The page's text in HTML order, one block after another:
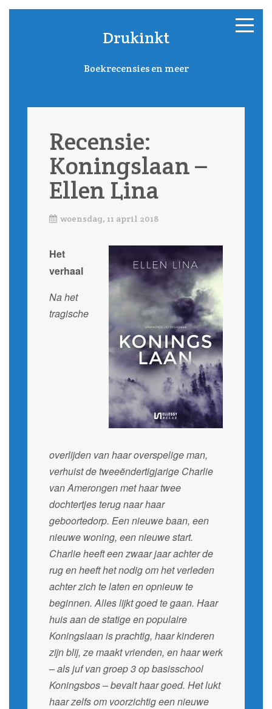
Drukinkt
Boekrecensies en meer
Recensie:
Koningslaan –
Ellen Lina
woensdag, 11 april 2018
Het
verhaal
Na het
tragische
overlijden van haar overspelige man,
verhuist de tweeëndertigjarige Charlie
van Amerongen met haar twee
dochtertjes terug naar haar
geboortedorp. Een nieuwe baan, een
nieuwe woning, een nieuwe start.
Charlie heeft een zwaar jaar achter de
rug en heeft het nodig om het verleden
achter zich te laten en opnieuw te
beginnen. Alles lijkt goed te gaan. Haar
huis aan de statige en populaire
Koningslaan is prachtig, haar kinderen
zijn blij, ze maakt vrienden, en haar werk
– als juf van groep 3 op basisschool
Koningsbos – bevalt haar goed. Het lukt
haar zelfs om voorzichtig een nieuwe